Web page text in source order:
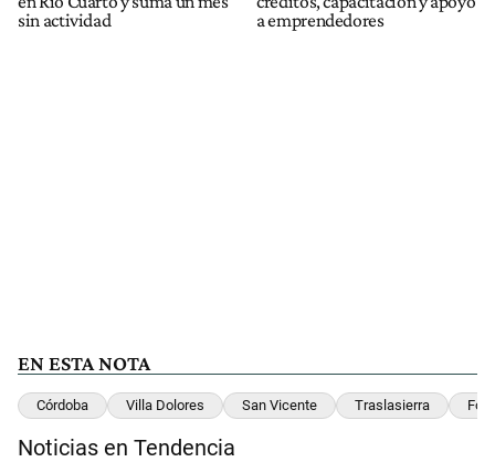
sin actividad
a emprendedores
EN ESTA NOTA
Córdoba Villa Dolores San Vicente Traslasierra
Noticias en Tendencia